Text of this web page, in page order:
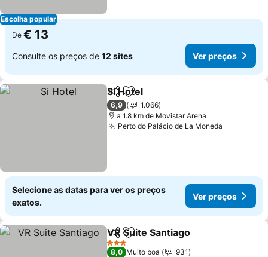
Escolha popular
De € 13
Consulte os preços de 12 sites Ver preços
PartilharAdicionar aos favoritos
Si Hotel
6,9
1.066
a 1.8 km de Movistar Arena
Perto do Palácio de La Moneda
Selecione as datas para ver os preços
exatos.
Ver preços
PartilharAdicionar aos favoritos
VR Suite Santiago
3 Estrelas
8,0 Muito boa
931